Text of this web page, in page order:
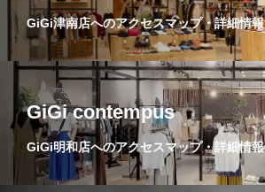
GiGi津南店へのアクセスマップ・詳細情報
GiGi contempus
GiGi明和店へのアクセスマップ・詳細情報